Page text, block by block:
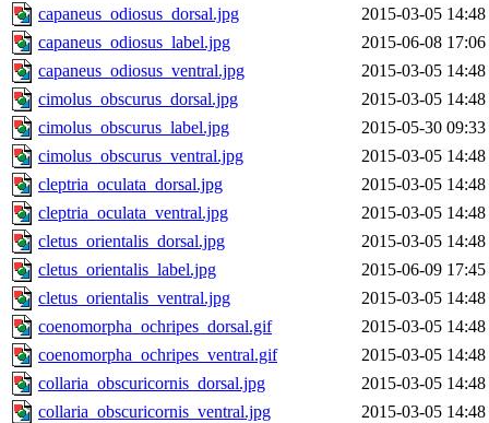
capaneus_odiosus_dorsal.jpg
2015-03-05 14:48
capaneus_odiosus_label.jpg
2015-06-08 17:06
capaneus_odiosus_ventral.jpg
2015-03-05 14:48
cimolus_obscurus_dorsal.jpg
2015-03-05 14:48
cimolus_obscurus_label.jpg
2015-05-30 09:33
cimolus_obscurus_ventral.jpg
2015-03-05 14:48
cleptria_oculata_dorsal.jpg
2015-03-05 14:48
cleptria_oculata_ventral.jpg
2015-03-05 14:48
cletus_orientalis_dorsal.jpg
2015-03-05 14:48
cletus_orientalis_label.jpg
2015-06-09 17:45
cletus_orientalis_ventral.jpg
2015-03-05 14:48
coenomorpha_ochripes_dorsal.gif
2015-03-05 14:48
coenomorpha_ochripes_ventral.gif
2015-03-05 14:48
collaria_obscuricornis_dorsal.jpg
2015-03-05 14:48
collaria_obscuricornis_ventral.jpg
2015-03-05 14:48